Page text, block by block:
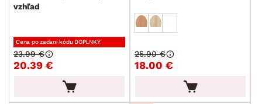
vzhľad
Cena po zadaní kódu DOPLNKY
20.39 €
23.99 €
18.00 €
25.90 €